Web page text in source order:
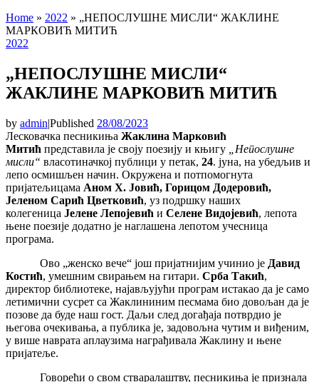
Home » 2022 » „НЕПОСЛУШНЕ МИСЛИ“ ЖАКЛИНЕ
МАРКОВИЋ МИТИЋ
2022
„НЕПОСЛУШНЕ МИСЛИ“
ЖАКЛИНЕ МАРКОВИЋ МИТИЋ
by admin|Published 28/08/2023
Лесковачка песникиња Жаклина Марковић
Митић представила је своју поезију и књигу
„Непослушне
мисли“ власотиначкој публици у петак, 24. јуна, на убедљив и
лепо осмишљен начин. Окружена и потпомогнута
пријатељицама Аном Х. Јовић, Горицом Додеровић,
Јеленом Сарић Цветковић, уз подршку наших
колегеница Јелене Лепојевић и Селене Видојевић, лепота
њене поезије додатно је наглашена лепотом учесница
програма.
Ово „женско вече“ још пријатнијим учинио је Давид
Костић, умешним свирањем на гитари. Срба Такић,
директор библиотеке, најављујући програм истакао да је само
летимични сусрет са Жаклининим песмама био довољан да је
позове да буде наш гост. Даљи след догађаја потврдио је
његова очекивања, а публика је, задовољна чутим и виђеним,
у више наврата аплаузима награђивала Жаклину и њене
пријатеље.
Говорећи о свом стваралаштву, песникиња је признала